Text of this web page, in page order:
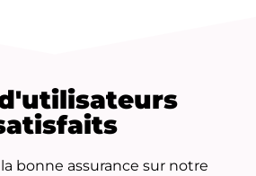
bonne assurance sur notre